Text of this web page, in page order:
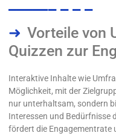
Vorteile von
Quizzen zur
Interaktive Inhalte wie
Möglichkeit, mit der
nur unterhaltsam, sondern
Interessen und Bedürfnisse
fördert die Engagementrate